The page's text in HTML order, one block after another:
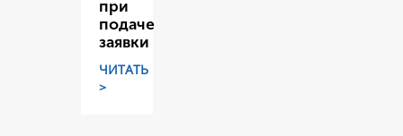
при
подаче
заявки
ЧИТАТЬ
>